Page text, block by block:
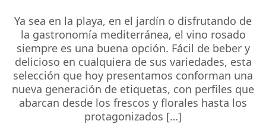
Ya sea en la playa, en el jardín o disfrutando de
la gastronomía mediterránea, el vino rosado
siempre es una buena opción. Fácil de beber y
delicioso en cualquiera de sus variedades, esta
selección que hoy presentamos conforman una
nueva generación de etiquetas, con perfiles que
abarcan desde los frescos y florales hasta los
protagonizados […]